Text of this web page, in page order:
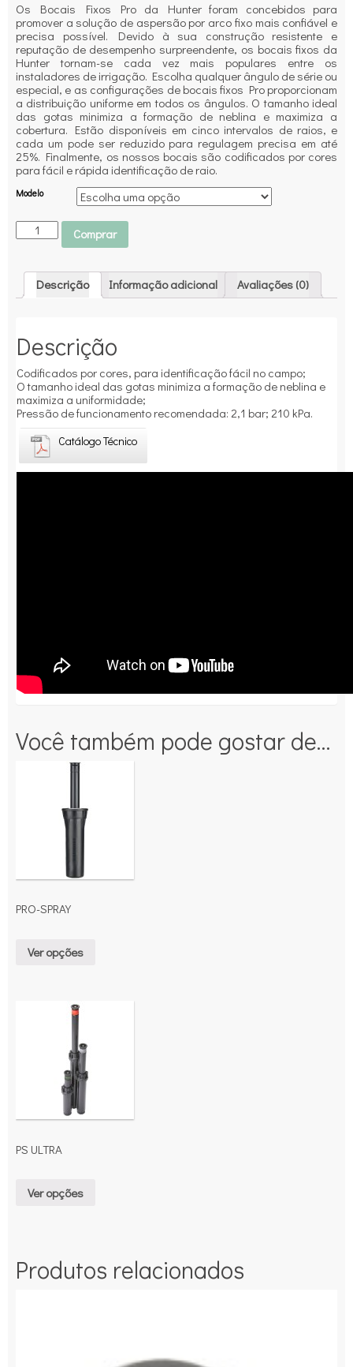
Os Bocais Fixos Pro da Hunter foram concebidos para
promover a solução de aspersão por arco fixo mais confiável e
precisa possível. Devido à sua construção resistente e
reputação de desempenho surpreendente, os bocais fixos da
Hunter tornam-se cada vez mais populares entre os
instaladores de irrigação. Escolha qualquer ângulo de série ou
especial, e as configurações de bocais fixos Pro proporcionam
a distribuição uniforme em todos os ângulos. O tamanho ideal
das gotas minimiza a formação de neblina e maximiza a
cobertura. Estão disponíveis em cinco intervalos de raios, e
cada um pode ser reduzido para regulagem precisa em até
25%. Finalmente, os nossos bocais são codificados por cores
para fácil e rápida identificação de raio.
Modelo
Comprar
Descrição Informação adicional Avaliações (0)
Descrição
Codificados por cores, para identificação fácil no campo;
O tamanho ideal das gotas minimiza a formação de neblina e
maximiza a uniformidade;
Pressão de funcionamento recomendada: 2,1 bar; 210 kPa.
Catálogo Técnico
Você também pode gostar de…
PRO-SPRAY
Ver opções
PS ULTRA
Ver opções
Produtos relacionados